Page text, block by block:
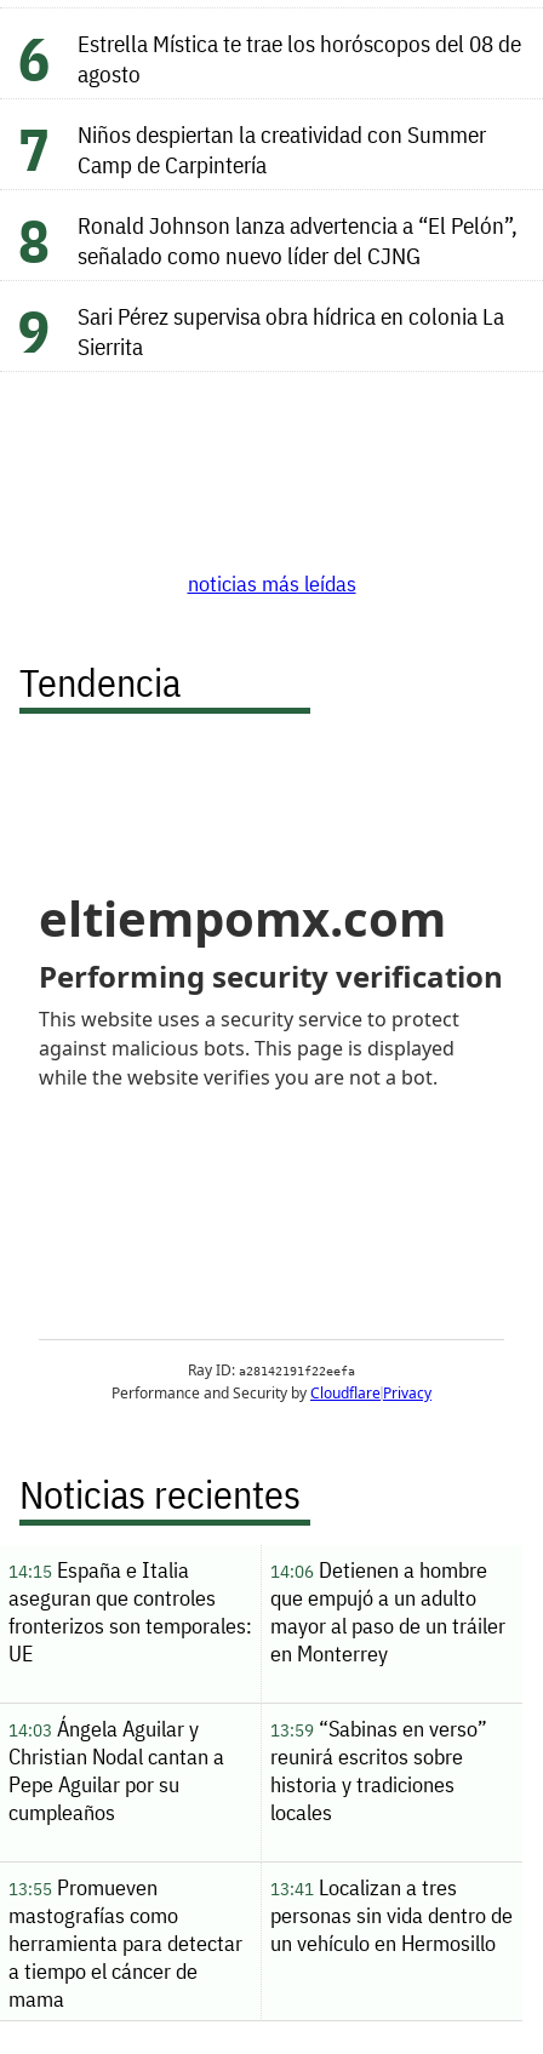
Estrella Mística te trae los horóscopos del 08 de
agosto
Niños despiertan la creatividad con Summer
Camp de Carpintería
Ronald Johnson lanza advertencia a “El Pelón”,
señalado como nuevo líder del CJNG
Sari Pérez supervisa obra hídrica en colonia La
Sierrita
noticias más leídas
Tendencia
Noticias recientes
14:15España e Italia
aseguran que controles
fronterizos son temporales:
UE
14:06Detienen a hombre
que empujó a un adulto
mayor al paso de un tráiler
en Monterrey
14:03 Ángela Aguilar y
Christian Nodal cantan a
Pepe Aguilar por su
cumpleaños
13:59“Sabinas en verso”
reunirá escritos sobre
historia y tradiciones
locales
13:55Promueven
mastografías como
herramienta para detectar
a tiempo el cáncer de
mama
13:41Localizan a tres
personas sin vida dentro de
un vehículo en Hermosillo